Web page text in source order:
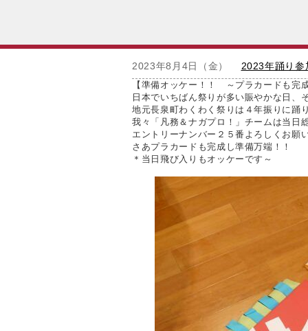
2023年8月4日（金） 2023年踊り参
【準備オッケー！！ ～プラカードも完
日本でいちばん祭りが多い賑やかな日、
地元長泉町わくわく祭りは４年振りに踊
我々「凡務＆ナガプロ！」チームは当日
エントリーナンバー２５番よろしくお願
さあプラカードも完成し準備万端！！
＊当日飛び入りもオッケーです～